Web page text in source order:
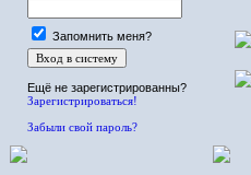
Запомнить меня?
Ещё не зарегистрированны?
Зарегистрироваться!
Забыли свой пароль?